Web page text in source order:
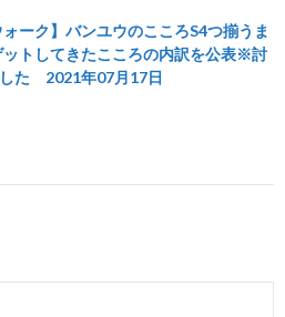
ォーク】バンユウのこころS4つ揃うま
ットしてきたこころの内訳を公表※討
た 2021年07月17日